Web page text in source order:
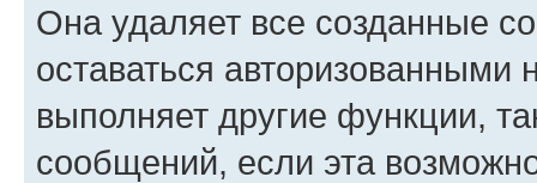
Она удаляет все созданные
оставаться авторизованными
выполняет другие функции,
сообщений, если эта